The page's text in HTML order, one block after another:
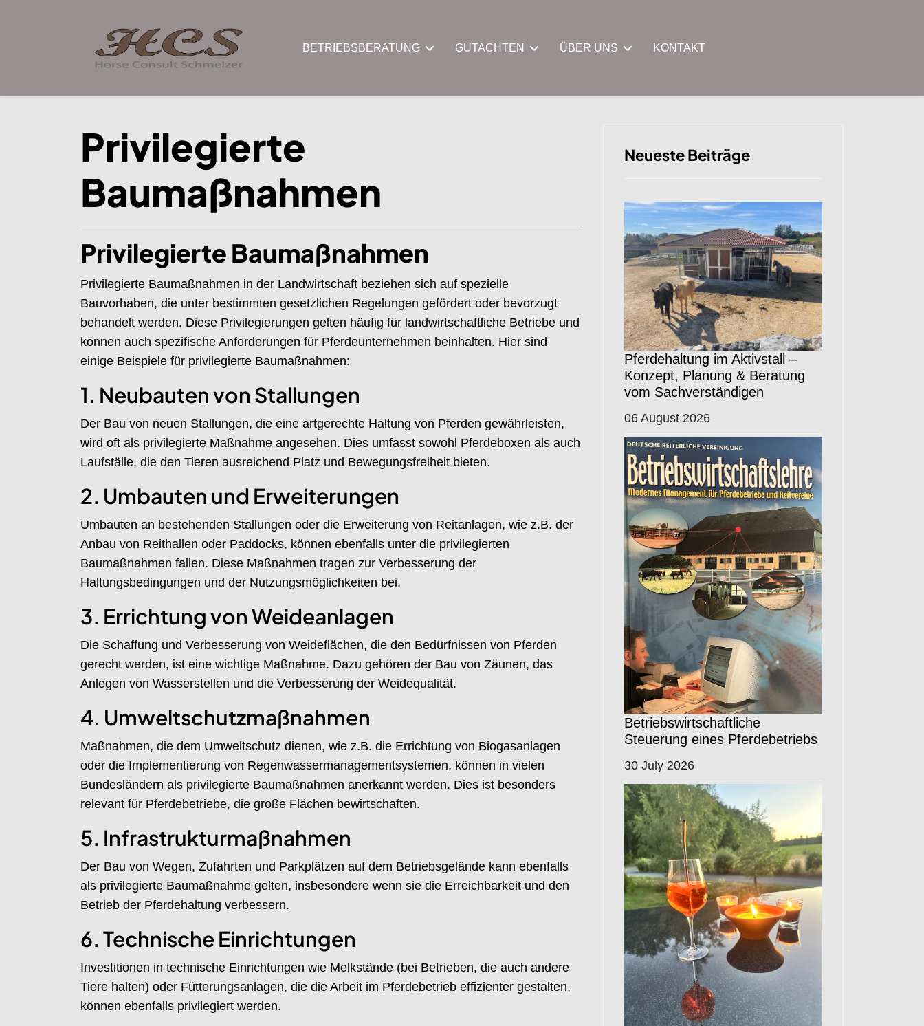
BETRIEBSBERATUNG GUTACHTEN ÜBER UNS KONTAKT
Privilegierte
Baumaßnahmen
Privilegierte Baumaßnahmen
Privilegierte Baumaßnahmen in der Landwirtschaft beziehen sich auf spezielle
Bauvorhaben, die unter bestimmten gesetzlichen Regelungen gefördert oder bevorzugt
behandelt werden. Diese Privilegierungen gelten häufig für landwirtschaftliche Betriebe und
können auch spezifische Anforderungen für Pferdeunternehmen beinhalten. Hier sind
einige Beispiele für privilegierte Baumaßnahmen:
1. Neubauten von Stallungen
Der Bau von neuen Stallungen, die eine artgerechte Haltung von Pferden gewährleisten,
wird oft als privilegierte Maßnahme angesehen. Dies umfasst sowohl Pferdeboxen als auch
Laufställe, die den Tieren ausreichend Platz und Bewegungsfreiheit bieten.
2. Umbauten und Erweiterungen
Umbauten an bestehenden Stallungen oder die Erweiterung von Reitanlagen, wie z.B. der
Anbau von Reithallen oder Paddocks, können ebenfalls unter die privilegierten
Baumaßnahmen fallen. Diese Maßnahmen tragen zur Verbesserung der
Haltungsbedingungen und der Nutzungsmöglichkeiten bei.
3. Errichtung von Weideanlagen
Die Schaffung und Verbesserung von Weideflächen, die den Bedürfnissen von Pferden
gerecht werden, ist eine wichtige Maßnahme. Dazu gehören der Bau von Zäunen, das
Anlegen von Wasserstellen und die Verbesserung der Weidequalität.
4. Umweltschutzmaßnahmen
Maßnahmen, die dem Umweltschutz dienen, wie z.B. die Errichtung von Biogasanlagen
oder die Implementierung von Regenwassermanagementsystemen, können in vielen
Bundesländern als privilegierte Baumaßnahmen anerkannt werden. Dies ist besonders
relevant für Pferdebetriebe, die große Flächen bewirtschaften.
5. Infrastrukturmaßnahmen
Der Bau von Wegen, Zufahrten und Parkplätzen auf dem Betriebsgelände kann ebenfalls
als privilegierte Baumaßnahme gelten, insbesondere wenn sie die Erreichbarkeit und den
Betrieb der Pferdehaltung verbessern.
6. Technische Einrichtungen
Investitionen in technische Einrichtungen wie Melkstände (bei Betrieben, die auch andere
Tiere halten) oder Fütterungsanlagen, die die Arbeit im Pferdebetrieb effizienter gestalten,
können ebenfalls privilegiert werden.
Neueste Beiträge
Pferdehaltung im Aktivstall –
Konzept, Planung & Beratung
vom Sachverständigen
06 August 2026
Betriebswirtschaftliche
Steuerung eines Pferdebetriebs
30 July 2026